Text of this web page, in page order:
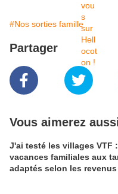
#Nos sorties famille
Partager
Vous aimerez
J'ai testé les villages VTF
vacances familiales aux
adaptés selon les revenus